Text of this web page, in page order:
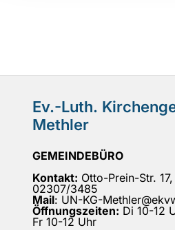
Ev.-Luth.
Methler
GEMEINDEBÜRO
Kontakt: Otto-Prein-Str.
02307/3485
Mail: UN-KG-
Öffnungszeiten: Di 10-12
Fr 10-12 Uhr